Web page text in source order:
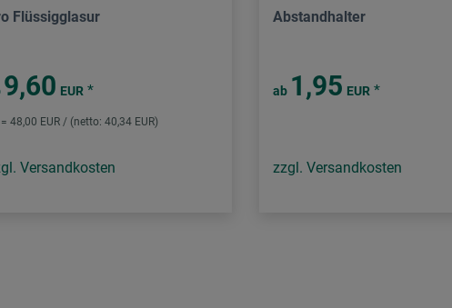
Flüssigglasur
9,60 EUR *
48,00 EUR / (netto: 40,34 EUR)
Versandkosten
Abstandhalter
ab 1,95 EUR *
zzgl. Versandkosten